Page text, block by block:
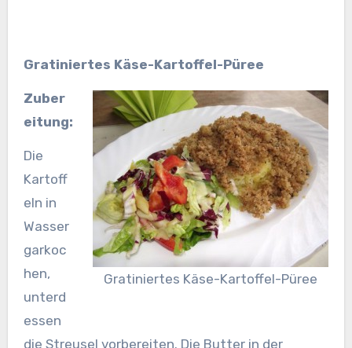
Gratiniertes Käse-Kartoffel-Püree
Gratiniertes Käse-Kartoffel-Püree
Zuber
eitung:
Die
Kartoff
eln in
Wasser
garkoc
hen,
unterd
essen
die Streusel vorbereiten. Die Butter in der